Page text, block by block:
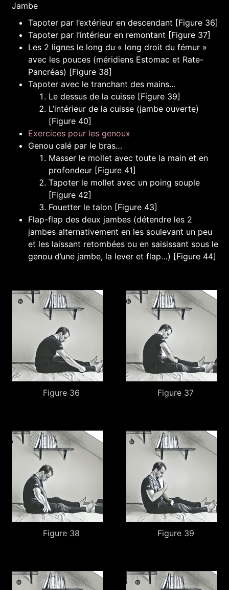
Jambe
Tapoter par l’extérieur en descendant [Figure 36]
Tapoter par l’intérieur en remontant [Figure 37]
Les 2 lignes le long du « long droit du fémur »
avec les pouces (méridiens Estomac et Rate-
Pancréas) [Figure 38]
Tapoter avec le tranchant des mains…
Le dessus de la cuisse [Figure 39]
L’intérieur de la cuisse (jambe ouverte)
[Figure 40]
Exercices pour les genoux
Genou calé par le bras…
Masser le mollet avec toute la main et en
profondeur [Figure 41]
Tapoter le mollet avec un poing souple
[Figure 42]
Fouetter le talon [Figure 43]
Flap-flap des deux jambes (détendre les 2
jambes alternativement en les soulevant un peu
et les laissant retombées ou en saisissant sous le
genou d’une jambe, la lever et flap…) [Figure 44]
Figure 36 Figure 37
Figure 38 Figure 39